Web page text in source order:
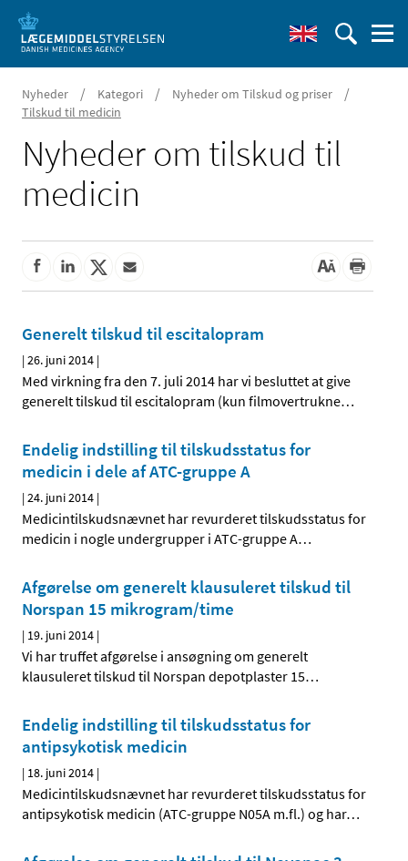
Nyheder / Kategori / Nyheder om Tilskud og priser /
Tilskud til medicin
Nyheder om tilskud til
medicin
Generelt tilskud til escitalopram
|26. juni 2014 |
Med virkning fra den 7. juli 2014 har vi besluttet at give
generelt tilskud til escitalopram (kun filmovertrukne…
Endelig indstilling til tilskudsstatus for
medicin i dele af ATC-gruppe A
|24. juni 2014 |
Medicintilskudsnævnet har revurderet tilskudsstatus for
medicin i nogle undergrupper i ATC-gruppe A…
Afgørelse om generelt klausuleret tilskud til
Norspan 15 mikrogram/time
| 19. juni 2014 |
Vi har truffet afgørelse i ansøgning om generelt
klausuleret tilskud til Norspan depotplaster 15…
Endelig indstilling til tilskudsstatus for
antipsykotisk medicin
| 18. juni 2014 |
Medicintilskudsnævnet har revurderet tilskudsstatus for
antipsykotisk medicin (ATC-gruppe N05A m.fl.) og har…